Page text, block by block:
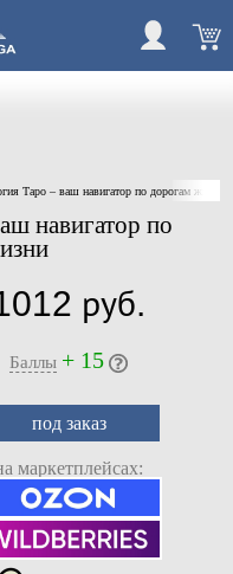
Таро – ваш навигатор по дорогам
навигатор по
руб.
Баллы + 15
под заказ
маркетплейсах: